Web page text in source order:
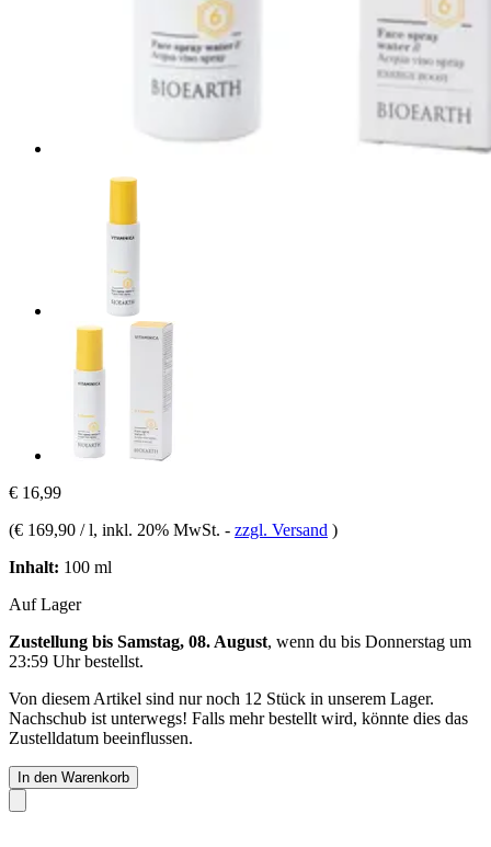
€ 16,99
(€ 169,90 / l, inkl. 20% MwSt. - zzgl. Versand )
Inhalt: 100 ml
Auf Lager
Zustellung bis Samstag, 08. August, wenn du bis Donnerstag um
23:59 Uhrbestellst.
Von diesem Artikel sind nur noch 12 Stück in unserem Lager.
Nachschub ist unterwegs! Falls mehr bestellt wird, könnte dies das
Zustelldatum beeinflussen.
In den Warenkorb